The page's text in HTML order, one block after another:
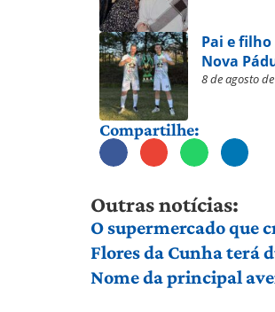
Pai e
Nova
8 de agosto
Compartilhe:
Outras notícias:
O supermercado que
Flores da Cunha terá
Nome da principal